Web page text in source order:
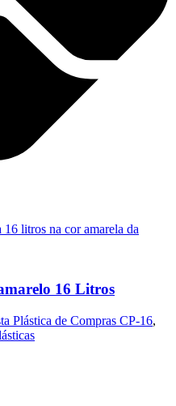
16 Litros
Plástica de Compras CP-16,